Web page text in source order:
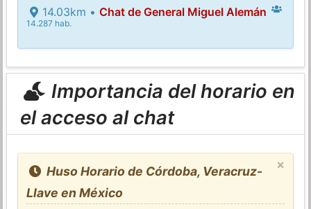
14.03km • Chat de General Miguel Alemán
14.287 hab.
Importancia del horario en
el acceso al chat
×
Huso Horario de Córdoba, Veracruz-
Llave en México